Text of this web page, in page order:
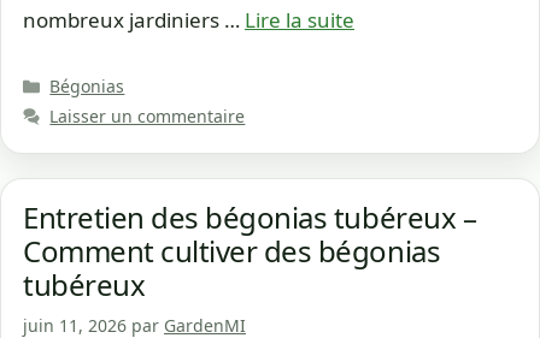
nombreux jardiniers … Lire la suite
Catégories
Bégonias
Laisser un commentaire
Entretien des bégonias tubéreux –
Comment cultiver des bégonias
tubéreux
juin 11, 2026 par GardenMI